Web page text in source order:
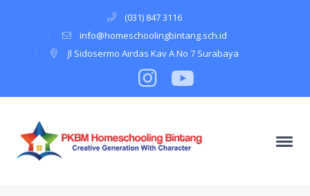
(031) 847 3116
info@homeschoolingbintang.sch.id
Jl Sidosermo Airdas Kav A No 7 Surabaya
Instagram
Profile
Youtube